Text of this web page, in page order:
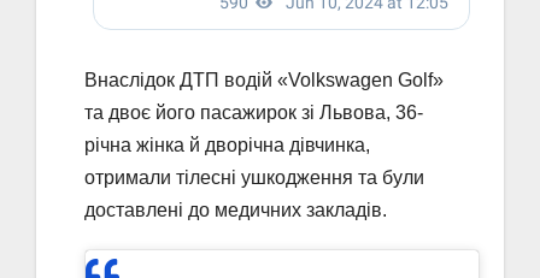
Внаслідок ДТП водій «Volkswagen Golf»
та двоє його пасажирок зі Львова, 36-
річна жінка й дворічна дівчинка,
отримали тілесні ушкодження та були
доставлені до медичних закладів.